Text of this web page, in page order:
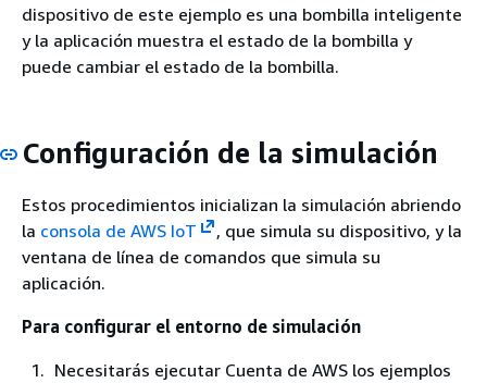
dispositivo de este ejemplo es una bombilla inteligente
y la aplicación muestra el estado de la bombilla y
puede cambiar el estado de la bombilla.
Configuración de la simulación
Estos procedimientos inicializan la simulación abriendo
la consola de AWS IoT
, que simula su dispositivo, y la
ventana de línea de comandos que simula su
aplicación.
Para configurar el entorno de simulación
Necesitarás ejecutar Cuenta de AWS los ejemplos